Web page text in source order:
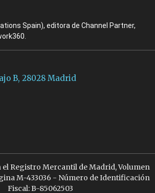
Spain), editora de Channel Partner,
B, 28028 Madrid
el Registro Mercantil de Madrid, Volumen
M-433036 - Número de Identificación
Fiscal: B-85062503